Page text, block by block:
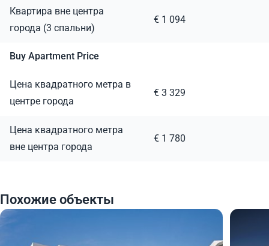
Квартира вне центра
города (3 спальни)
€ 1 094
Buy Apartment Price
Цена квадратного метра в
центре города
€ 3 329
Цена квадратного метра
вне центра города
€ 1 780
Похожие объекты